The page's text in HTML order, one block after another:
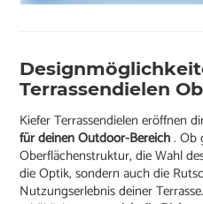
Terrassendielen
Kiefer Terrassendielen eröffnen
für deinen Outdoor-Bereich. Ob
Oberflächenstruktur, die Wahl
die Optik, sondern auch die
Nutzungserlebnis deiner